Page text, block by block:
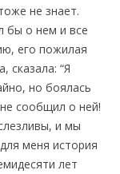
не знает.
бы о нем и все
его пожилая
сказала: “Я
но боялась
сообщил о ней!
и мы
меня история
лет